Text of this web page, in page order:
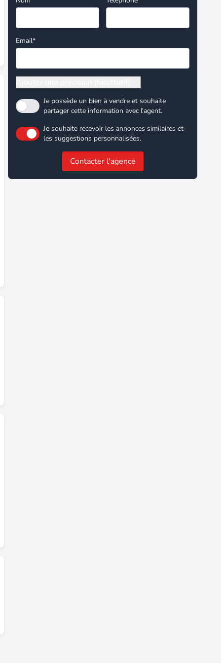
Email*
Je possède un bien à vendre et souhaite
partager cette information avec l'agent.
Je souhaite recevoir les annonces similaires et
les suggestions personnalisées.
Contacter l'agence